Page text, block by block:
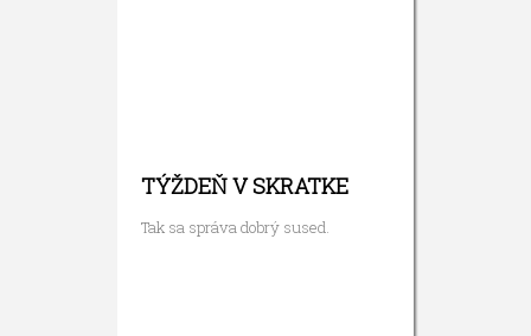
TÝŽDEŇ V SKRATKE
Tak sa správa dobrý sused.